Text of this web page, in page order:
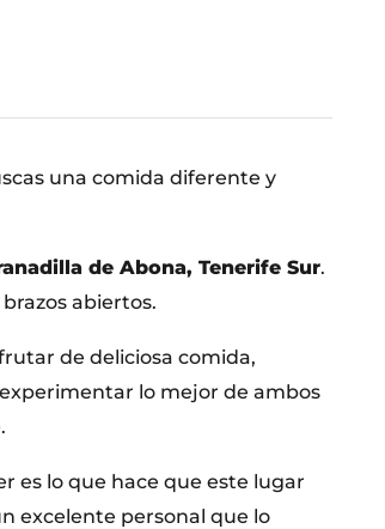
una comida diferente y
de Abona, Tenerife Sur.
abiertos.
de deliciosa comida,
lo mejor de ambos
es lo que hace que este lugar
excelente personal que lo